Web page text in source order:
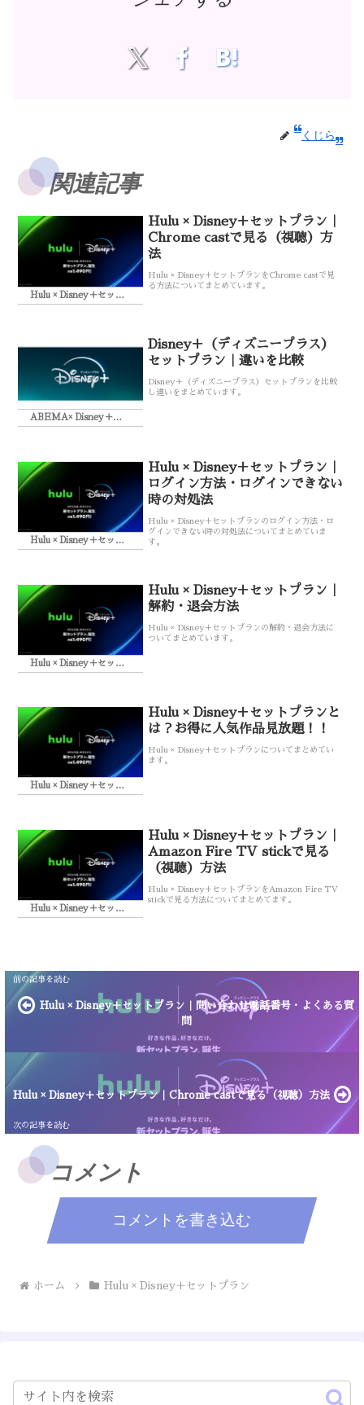
くじら
関連記事
Hulu × Disney＋セットプラン
Hulu × Disney＋セットプラン｜
Chrome castで見る（視聴）方
法
Hulu × Disney＋セットプランをChrome castで見
る方法についてまとめています。
ABEMA× Disney＋セットプラン
Disney＋（ディズニープラス）
セットプラン｜違いを比較
Disney＋（ディズニープラス）セットプランを比較
し違いをまとめています。
Hulu × Disney＋セットプラン
Hulu × Disney＋セットプラン｜
ログイン方法・ログインできない
時の対処法
Hulu × Disney＋セットプランのログイン方法・ロ
グインできない時の対処法についてまとめていま
す。
Hulu × Disney＋セットプラン
Hulu × Disney＋セットプラン｜
解約・退会方法
Hulu × Disney＋セットプランの解約・退会方法に
ついてまとめています。
Hulu × Disney＋セットプラン
Hulu × Disney＋セットプランと
は？お得に人気作品見放題！！
Hulu × Disney＋セットプランについてまとめてい
ます。
Hulu × Disney＋セットプラン
Hulu × Disney＋セットプラン｜
Amazon Fire TV stickで見る
（視聴）方法
Hulu × Disney＋セットプランをAmazon Fire TV
stickで見る方法についてまとめてます。
Hulu × Disney＋セットプラン｜問い合わせ電話番号・よくある質
問
Hulu × Disney＋セットプラン｜Chrome castで見る（視聴）方法
コメント
コメントを書き込む
ホーム Hulu × Disney＋セットプラン